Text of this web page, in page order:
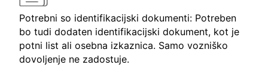
Potrebni so identifikacijski dokumenti: Potreben
bo tudi dodaten identifikacijski dokument, kot je
potni list ali osebna izkaznica. Samo vozniško
dovoljenje ne zadostuje.